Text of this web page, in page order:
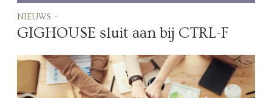
nieuws -
GIGHOUSE sluit aan bij CTRL-F